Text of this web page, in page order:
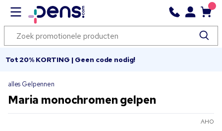
Tot 20% KORTING | Geen code nodig!
alles Gelpennen
Maria monochromen gelpen
AHO